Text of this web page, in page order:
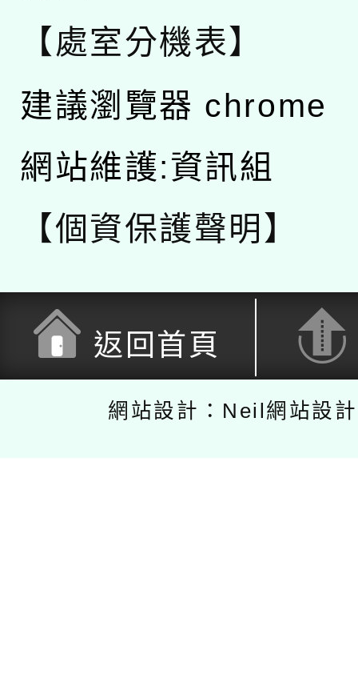
【處室分機表】
建議瀏覽器 chrome
網站維護:資訊組
【個資保護聲明】
返回首頁
網站設計：Neil網站設